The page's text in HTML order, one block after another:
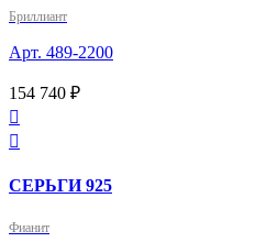
Бриллиант
Арт. 489-2200
154 740 ₽


СЕРЬГИ 925
Фианит